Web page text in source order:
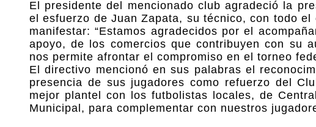
El presidente del mencionado club agradeció la
el esfuerzo de Juan Zapata, su técnico, con todo el
manifestar: “Estamos agradecidos por el
apoyo, de los comercios que contribuyen con su
nos permite afrontar el compromiso en el torneo
El directivo mencionó en sus palabras el
presencia de sus jugadores como refuerzo del
mejor plantel con los futbolistas locales, de
Municipal, para complementar con nuestros